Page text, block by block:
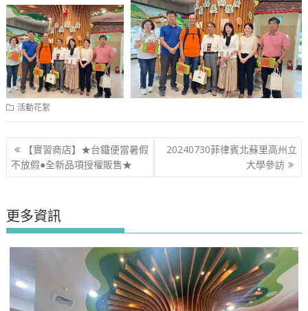
活動花絮
文
章
導
【實習商店】★台鐵便當暑假
不放假●全新品項授權販售★
20240730菲律賓北蘇里高州立
大學參訪
更多資訊